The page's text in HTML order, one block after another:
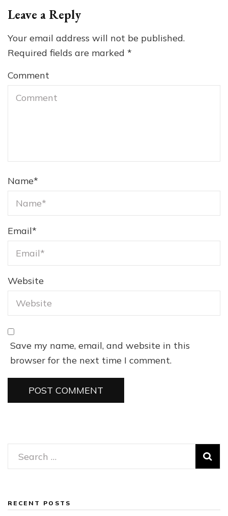
Leave a Reply
Your email address will not be published.
Required fields are marked *
Comment
Name*
Email*
Website
Save my name, email, and website in this
browser for the next time I comment.
Search
for:
RECENT POSTS